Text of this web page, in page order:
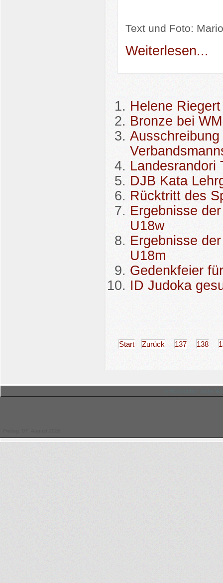
Text und Foto:
Weiterlesen...
Helene
Bronze bei
Landesrandori
DJB Kata
Rücktritt des
Ergebnisse
U18w
Ergebnisse
U18m
Gedenkfeier
ID Judoka
Start Zurück 137 138